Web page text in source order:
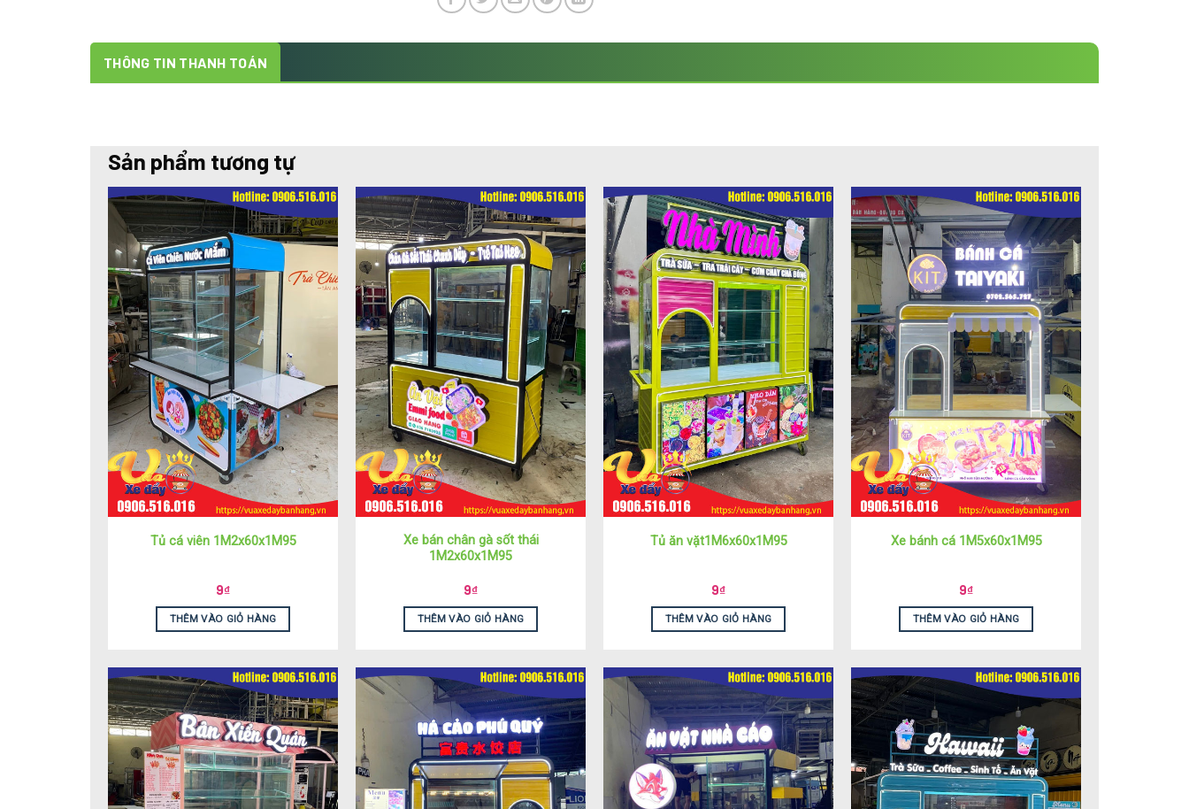
THÔNG TIN THANH TOÁN
Sản phẩm tương tự
Tủ cá viên 1M2x60x1M95
9₫
THÊM VÀO GIỎ HÀNG
Xe bán chân gà sốt thái
1M2x60x1M95
9₫
THÊM VÀO GIỎ HÀNG
Tủ ăn vặt1M6x60x1M95
9₫
THÊM VÀO GIỎ HÀNG
Xe bánh cá 1M5x60x1M95
9₫
THÊM VÀO GIỎ HÀNG